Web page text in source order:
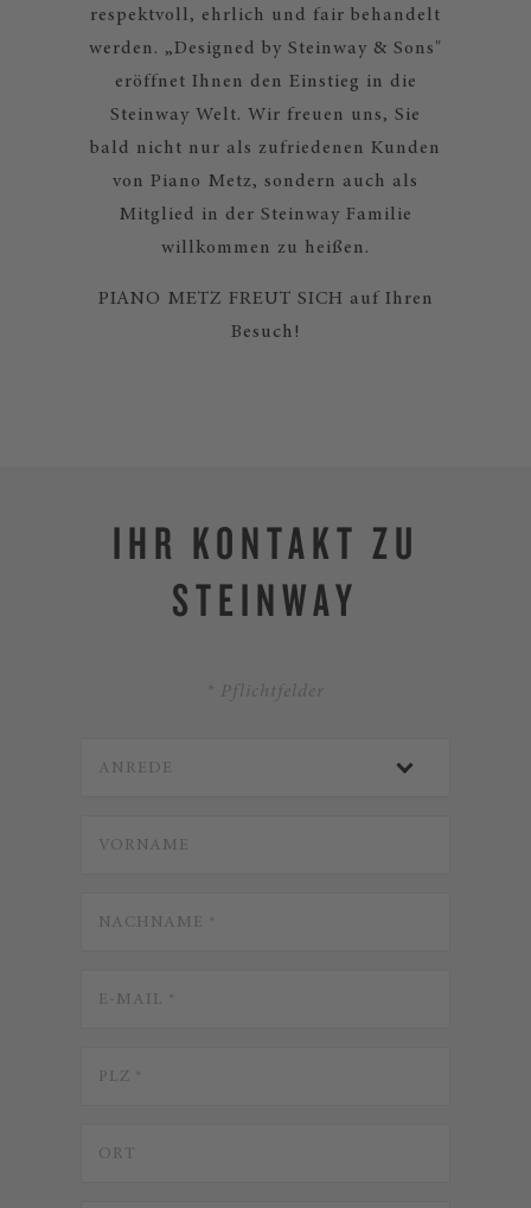
respektvoll, ehrlich und fair behandelt
werden. „Designed by Steinway & Sons"
eröffnet Ihnen den Einstieg in die
Steinway Welt. Wir freuen uns, Sie
bald nicht nur als zufriedenen Kunden
von Piano Metz, sondern auch als
Mitglied in der Steinway Familie
willkommen zu heißen.
PIANO METZ FREUT SICH auf Ihren
Besuch!
IHR KONTAKT ZU
STEINWAY
* Pflichtfelder